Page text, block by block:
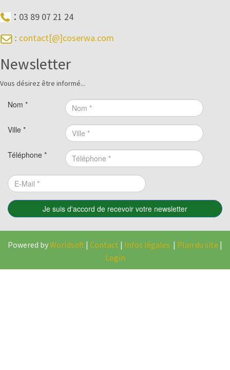
: 03 89 07 21 24
: contact[@]coserwa.com
Newsletter
Vous désirez être informé...
Powered byWorldsoft | Contact | Infos légales | Plan du site |
Login